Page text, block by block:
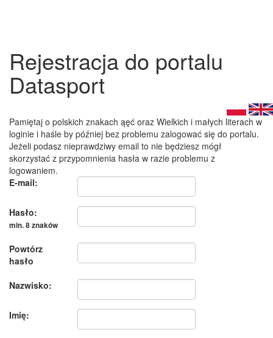
Rejestracja do portalu
Datasport
Pamiętaj o polskich znakach ąęć oraz Wielkich i małych literach w
loginie i haśle by później bez problemu zalogować się do portalu.
Jeżeli podasz nieprawdziwy email to nie będziesz mógł
skorzystać z przypomnienia hasła w razie problemu z
logowaniem.
E-mail:
Hasło:
min. 8 znaków
Powtórz
hasło
Nazwisko:
Imię: